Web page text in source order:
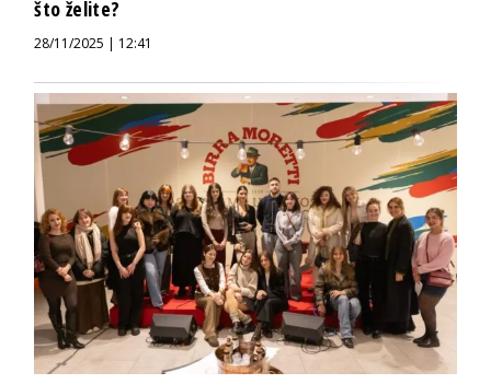
što želite?
28/11/2025 | 12:41